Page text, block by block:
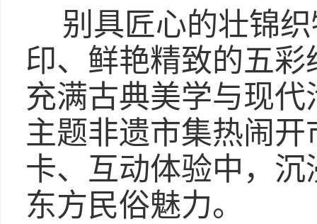
别具匠心的壮锦
印、鲜艳精致的五
充满古典美学与现
主题非遗市集热闹
卡、互动体验中，
东方民俗魅力。